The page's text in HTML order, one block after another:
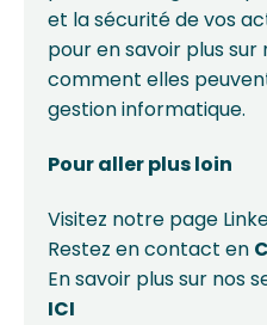
et la sécurité de vos
pour en savoir plus sur
comment elles
gestion informatique.
Pour aller plus loin
Visitez notre page
Restez en contact en
En savoir plus sur nos
ICI